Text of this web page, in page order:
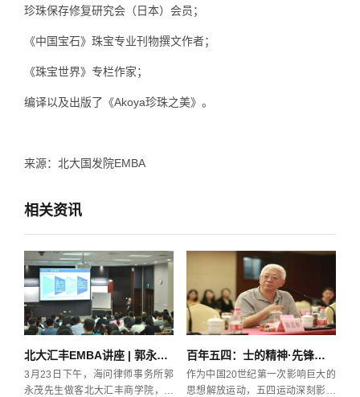
珍珠保存修复研究会（日本）会员；
《中国宝石》珠宝专业刊物撰文作者；
《珠宝世界》专栏作家；
编译以及出版了《Akoya珍珠之美》。
来源：北大国发院EMBA
相关资讯
北大汇丰EMBA讲座 | 郭永茂：税务筹划和税务争议解决方案
3月23日下午，海问律师事务所郭
永茂先生做客北大汇丰商学院，带
百年五四：士的精神·先锋文化 | 4月12日“君子知道”复旦大学EMBA人文商道讲堂
作为中国20世纪第一次影响巨大的
思想解放运动，五四运动深刻影响